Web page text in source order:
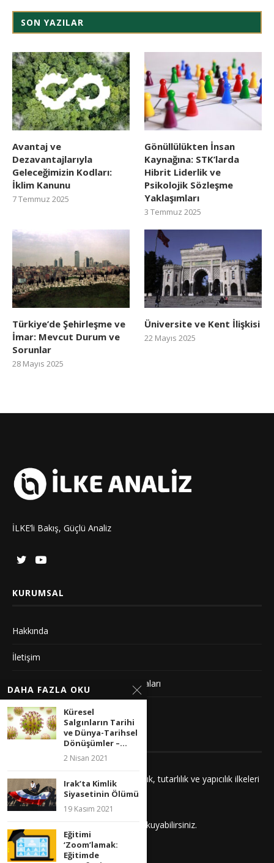
SON YAZILAR
Avantaj ve
Dezavantajlarıyla
Geleceğimizin Kodları:
İklim Kanunu
7 Temmuz 2025
Gönüllülükten İnsan
Kaynağına: STK’larda
Hibrit Liderlik ve
Psikolojik Sözleşme
Yaklaşımları
3 Temmuz 2025
Türkiye’de Şehirleşme ve
İmar: Mevcut Durum ve
Sorunlar
28 Mayıs 2025
Üniversite ve Kent İlişkisi
22 Mayıs 2025
İLKE’li Bakış, Güçlü Analiz
KURUMSAL
Hakkında
İletişim
Gizlilik Sözleşmesi ve Yayın Politikaları
Künye
YAYIN İLKELERIMIZ
Yayınlarımız adalet, saygı, kuşatıcılık, tutarlılık ve yapıcılık ilkeleri
çerçevesinde hazırlanır.
daha detaylı okuyabilirsiniz.
DAHA FAZLA OKU
Küresel
Salgınların Tarihi
ve Dünya-Tarihsel
Dönüşümler –...
2 Nisan 2021
Irak’ta Kimlik
Siyasetinin Ölümü
19 Kasım 2021
Eğitimi
‘Zoom’lamak:
Eğitimde